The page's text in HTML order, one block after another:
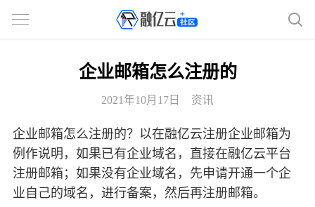
企业邮箱怎么注册的
2021年10月17日 资讯
企业邮箱怎么注册的？以在融亿云注册企业邮箱为
例作说明，如果已有企业域名，直接在融亿云平台
注册邮箱；如果没有企业域名，先申请开通一个企
业自己的域名，进行备案，然后再注册邮箱。